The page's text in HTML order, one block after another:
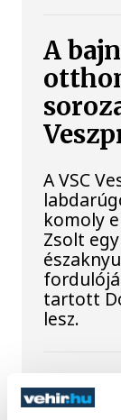
A
A VSC
komoly
Zsolt
tartott
lesz.